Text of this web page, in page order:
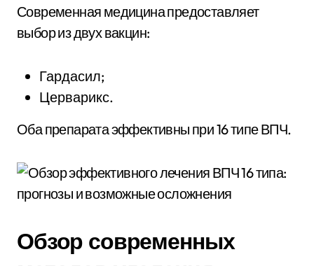
Современная медицина предоставляет
выбор из двух вакцин:
Гардасил;
Церварикс.
Оба препарата эффективны при 16 типе ВПЧ.
Обзор современных